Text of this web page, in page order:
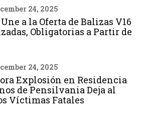
24, 2025
a la Oferta de Balizas V16
Obligatorias a Partir de
24, 2025
Explosión en Residencia
de Pensilvania Deja al
Víctimas Fatales